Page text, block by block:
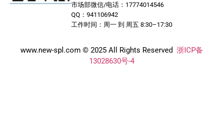
市场部微信/电话：17774014546
QQ：941106942
工作时间：周一 到 周五 8:30–17:30
www.new-spl.com © 2025 All Rights Reserved 浙ICP备
13028630号-4